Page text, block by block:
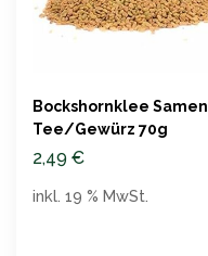
Bockshornklee Samen
Tee/Gewürz 70g
2,49 €
inkl. 19 % MwSt.